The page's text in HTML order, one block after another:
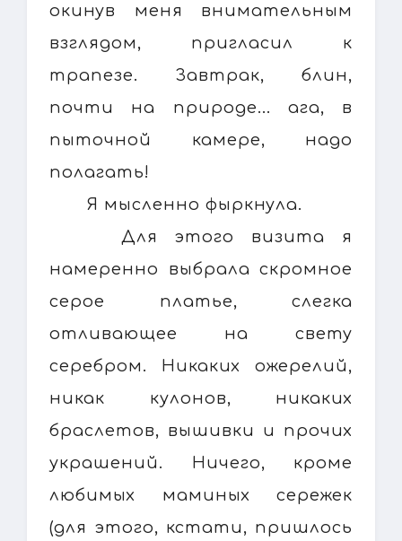
окинув меня внимательным
взглядом, пригласил к
трапезе. Завтрак, блин,
почти на природе... ага, в
пыточной камере, надо
полагать!
Я мысленно фыркнула.
Для этого визита я
намеренно выбрала скромное
серое платье, слегка
отливающее на свету
серебром. Никаких ожерелий,
никак кулонов, никаких
браслетов, вышивки и прочих
украшений. Ничего, кроме
любимых маминых сережек
(для этого, кстати, пришлось